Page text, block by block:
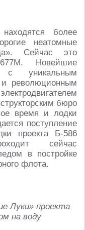
более
неатомные
Сейчас это
677М. Новейшие
с уникальным
и революционным
бюро
время и лодки
поступление
проекта Б-586
сейчас
в постройке
флота.
Луки» проекта
на воду